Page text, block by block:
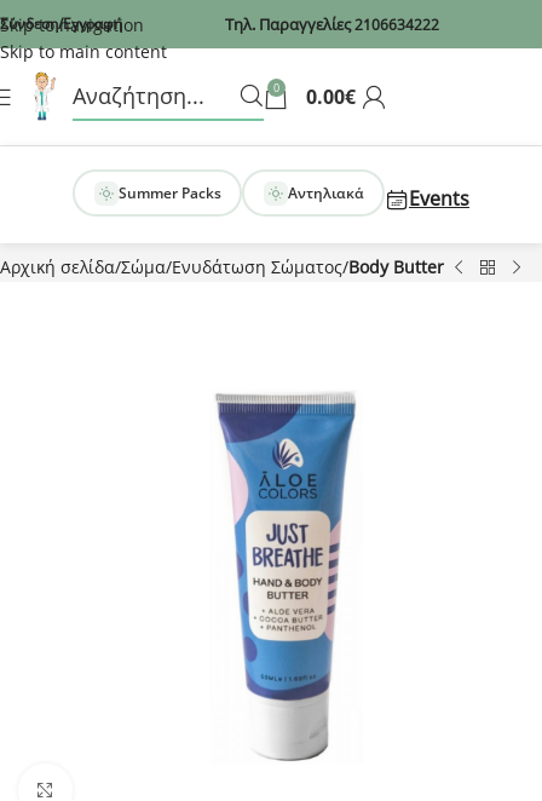
Recaptcha
Skip to navigation
Skip to main content
Σύνδεση/Εγγραφή Τηλ. Παραγγελίες2106634222
0 0.00€
Summer Packs Αντηλιακά Events
Αρχική σελίδα Σώμα Ενυδάτωση Σώματος Body Butter